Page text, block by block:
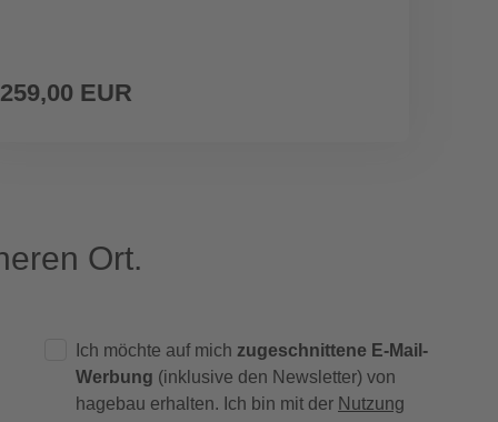
259,00 EUR
Ort.
Ich möchte auf mich zugeschnittene E-Mail-
Werbung (inklusive den Newsletter) von
hagebau erhalten. Ich bin mit der Nutzung